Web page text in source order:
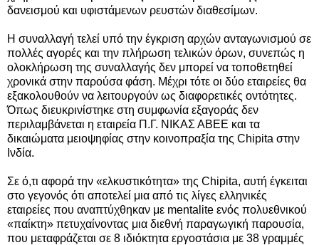
δανεισμού και υφιστάμενων ρευστών διαθεσίμων.
Η συναλλαγή τελεί υπό την έγκριση αρχών ανταγωνισμού σε
πολλές αγορές και την πλήρωση τελικών όρων, συνεπώς η
ολοκλήρωση της συναλλαγής δεν μπορεί να τοποθετηθεί
χρονικά στην παρούσα φάση. Μέχρι τότε οι δύο εταιρείες θα
εξακολουθούν να λειτουργούν ως διαφορετικές οντότητες.
Όπως διευκρινίστηκε στη συμφωνία εξαγοράς δεν
περιλαμβάνεται η εταιρεία Π.Γ. ΝΙΚΑΣ ΑΒΕΕ και τα
δικαιώματα μειοψηφίας στην κοινοπραξία της Chipita στην
Ινδία.
Σε ό,τι αφορά την «ελκυστικότητα» της Chipita, αυτή έγκειται
στο γεγονός ότι αποτελεί μια από τις λίγες ελληνικές
εταιρείες που αναπτύχθηκαν με mentalite ενός πολυεθνικού
«παίκτη» πετυχαίνοντας μια διεθνή παραγωγική παρουσία,
που μεταφράζεται σε 8 ιδιόκτητα εργοστάσια με 38 γραμμές